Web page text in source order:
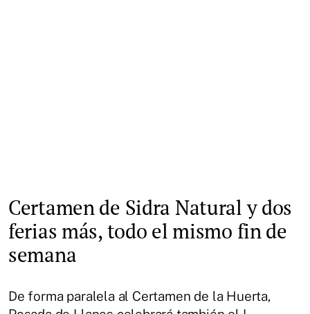
Certamen de Sidra Natural y dos
ferias más, todo el mismo fin de
semana
De forma paralela al Certamen de la Huerta,